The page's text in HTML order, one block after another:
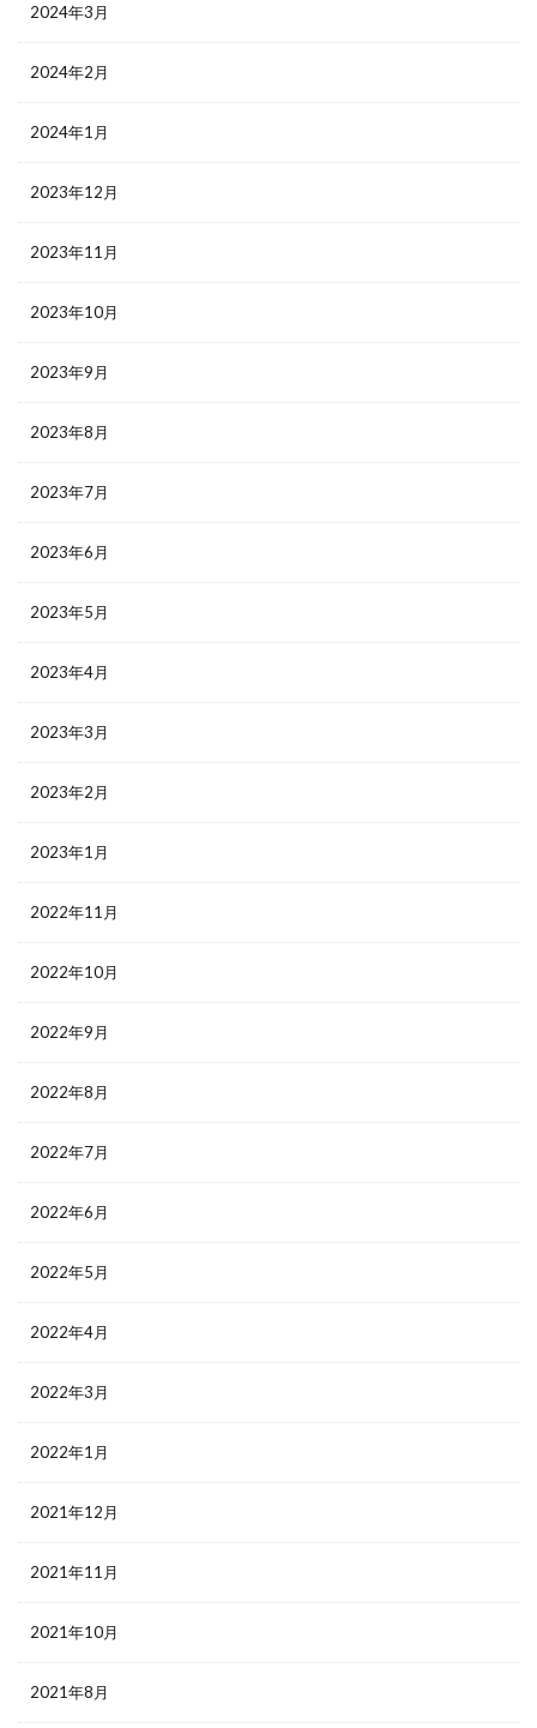
2024年3月
2024年2月
2024年1月
2023年12月
2023年11月
2023年10月
2023年9月
2023年8月
2023年7月
2023年6月
2023年5月
2023年4月
2023年3月
2023年2月
2023年1月
2022年11月
2022年10月
2022年9月
2022年8月
2022年7月
2022年6月
2022年5月
2022年4月
2022年3月
2022年1月
2021年12月
2021年11月
2021年10月
2021年8月